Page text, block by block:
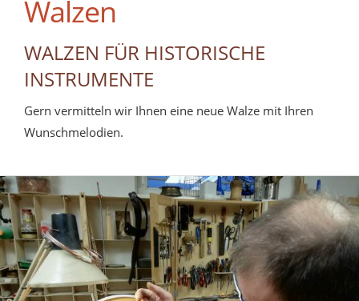
Walzen
WALZEN FÜR HISTORISCHE
INSTRUMENTE
Gern vermitteln wir Ihnen eine neue Walze mit Ihren
Wunschmelodien.